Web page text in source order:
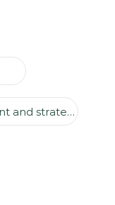
Management and strategy